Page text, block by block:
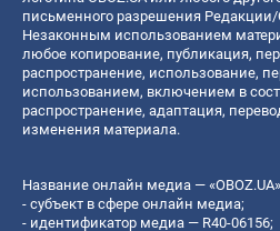
письменного разрешения
Незаконным использованием
любое копирование, публикация,
распространение, использование,
использованием, включением в
распространение, адаптация,
изменения материала.
Название онлайн медиа — «OBOZ.UA»
- субъект в сфере онлайн медиа;
- идентификатор медиа — R40-06156;